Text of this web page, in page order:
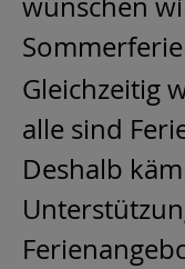
Gleichzeitig
alle sind
Deshalb